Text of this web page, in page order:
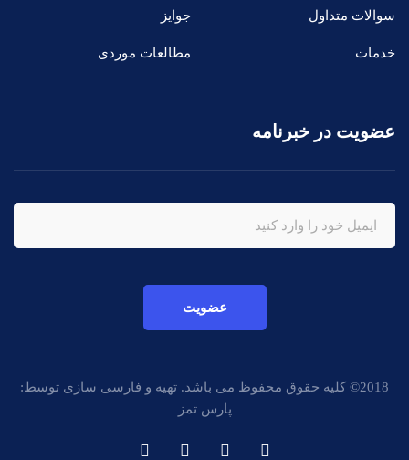
سوالات متداول جوایز
خدمات مطالعات موردی
عضویت در خبرنامه
عضویت
2018© کلیه حقوق محفوظ می باشد. تهیه و فارسی سازی توسط:
پارس تمز